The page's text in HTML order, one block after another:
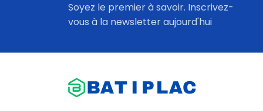
Soyez le premier à savoir. Inscrivez-
vous à la newsletter aujourd'hui